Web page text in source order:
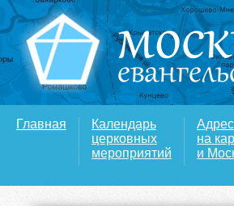
Главная
Календарь
церковных
мероприятий
на
и